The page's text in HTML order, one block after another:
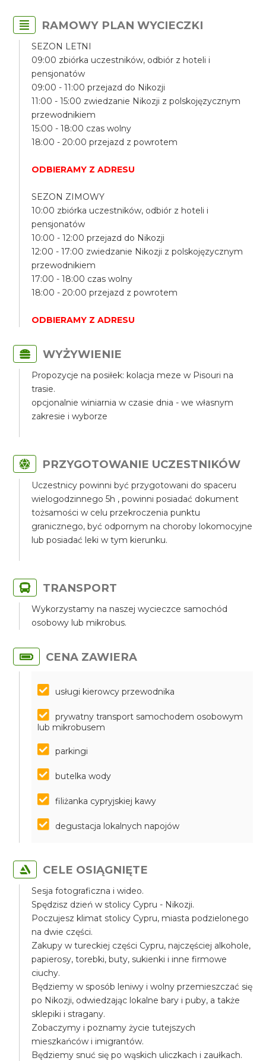
RAMOWY PLAN WYCIECZKI
SEZON LETNI
09:00 zbiórka uczestników, odbiór z hoteli i
pensjonatów
09:00 - 11:00 przejazd do Nikozji
11:00 - 15:00 zwiedzanie Nikozji z polskojęzycznym
przewodnikiem
15:00 - 18:00 czas wolny
18:00 - 20:00 przejazd z powrotem
ODBIERAMY Z ADRESU
SEZON ZIMOWY
10:00 zbiórka uczestników, odbiór z hoteli i
pensjonatów
10:00 - 12:00 przejazd do Nikozji
12:00 - 17:00 zwiedzanie Nikozji z polskojęzycznym
przewodnikiem
17:00 - 18:00 czas wolny
18:00 - 20:00 przejazd z powrotem
ODBIERAMY Z ADRESU
WYŻYWIENIE
Propozycje na posiłek: kolacja meze w Pisouri na
trasie.
opcjonalnie winiarnia w czasie dnia - we własnym
zakresie i wyborze
PRZYGOTOWANIE UCZESTNIKÓW
Uczestnicy powinni być przygotowani do spaceru
wielogodzinnego 5h , powinni posiadać dokument
tożsamości w celu przekroczenia punktu
granicznego, być odpornym na choroby lokomocyjne
lub posiadać leki w tym kierunku.
TRANSPORT
Wykorzystamy na naszej wycieczce samochód
osobowy lub mikrobus.
CENA ZAWIERA
usługi kierowcy przewodnika
prywatny transport samochodem osobowym
lub mikrobusem
parkingi
butelka wody
filiżanka cypryjskiej kawy
degustacja lokalnych napojów
CELE OSIĄGNIĘTE
Sesja fotograficzna i wideo.
Spędzisz dzień w stolicy Cypru - Nikozji.
Poczujesz klimat stolicy Cypru, miasta podzielonego
na dwie części.
Zakupy w tureckiej części Cypru, najczęściej alkohole,
papierosy, torebki, buty, sukienki i inne firmowe
ciuchy.
Będziemy w sposób leniwy i wolny przemieszczać się
po Nikozji, odwiedzając lokalne bary i puby, a także
sklepiki i stragany.
Zobaczymy i poznamy życie tutejszych
mieszkańców i imigrantów.
Będziemy snuć się po wąskich uliczkach i zaułkach.